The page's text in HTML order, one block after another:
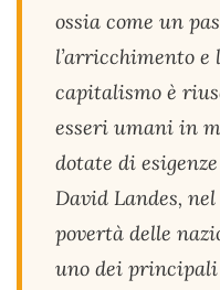
ossia come un
l’arricchimento
capitalismo è
esseri umani in
dotate di
David Landes,
povertà delle
uno dei